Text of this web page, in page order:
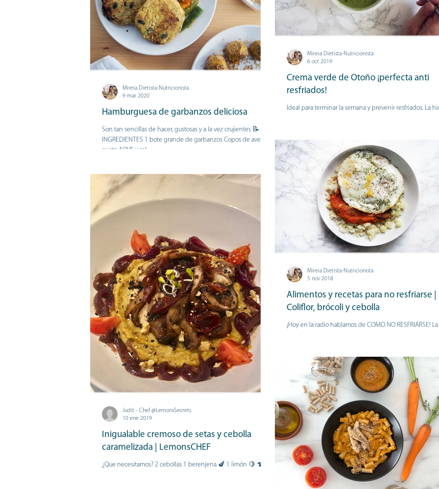
Hamburguesa de garbanzos deliciosa
Son tan sencillas de hacer, gustosas y a la vez crujientes 📝
INGREDIENTES 1 bote grande de garbanzos Copos de aven al
gusto AOVE y sal...
Mireia Dietista-Nutricionista
9 mar 2020
Crema verde de Otoño ¡perfecta anti
resfriados!
Ideal para terminar la semana y prevenir resfriados. La hice el
Mireia Dietista-Nutricionista
6 oct 2019
Inigualable cremoso de setas y cebolla
caramelizada | LemonsCHEF
¿Que necesitamos? 2 cebollas 1 berenjena 🍆 1 limón 🍋 🍄
Judit - Chef @LemonsSecrets
10 ene 2019
Alimentos y recetas para no resfriarse |
Coliflor, brócoli y cebolla
¡Hoy en la radio hablamos de COMO NO RESFRIARSE!
Mireia Dietista-Nutricionista
5 nov 2018